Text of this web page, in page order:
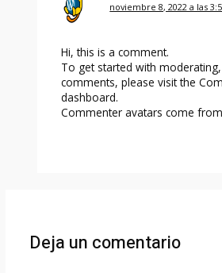
noviembre 8, 2022 a las
Hi, this is a comment.
To get started with
comments, please visit the
dashboard.
Commenter avatars come from
Deja un comentario